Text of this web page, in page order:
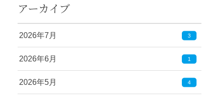
アーカイブ
2026年7月 3
2026年6月 1
2026年5月 4